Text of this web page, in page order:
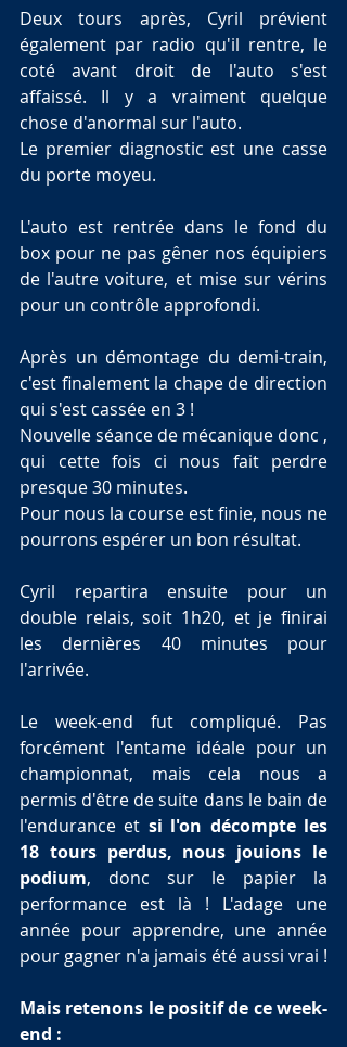
Deux tours après, Cyril prévient
également par radio qu'il rentre, le
coté avant droit de l'auto s'est
affaissé. Il y a vraiment quelque
chose d'anormal sur l'auto.
Le premier diagnostic est une casse
du porte moyeu.
L'auto est rentrée dans le fond du
box pour ne pas gêner nos équipiers
de l'autre voiture, et mise sur vérins
pour un contrôle approfondi.
Après un démontage du demi-train,
c'est finalement la chape de direction
qui s'est cassée en 3 !
Nouvelle séance de mécanique donc ,
qui cette fois ci nous fait perdre
presque 30 minutes.
Pour nous la course est finie, nous ne
pourrons espérer un bon résultat.
Cyril repartira ensuite pour un
double relais, soit 1h20, et je finirai
les dernières 40 minutes pour
l'arrivée.
Le week-end fut compliqué. Pas
forcément l'entame idéale pour un
championnat, mais cela nous a
permis d'être de suite dans le bain de
l'endurance et si l'on décompte les
18 tours perdus, nous jouions le
podium, donc sur le papier la
performance est là ! L'adage une
année pour apprendre, une année
pour gagner n'a jamais été aussi vrai !
Mais retenons le positif de ce week-
end :